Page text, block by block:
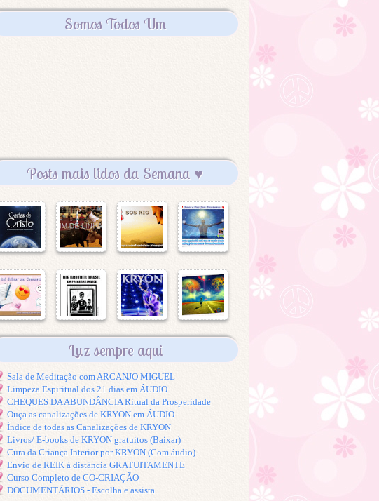
Somos Todos Um
Posts mais lidos da Semana ♥
Luz sempre aqui
Sala de Meditação com ARCANJO MIGUEL
Limpeza Espiritual dos 21 dias em ÁUDIO
CHEQUES DA ABUNDÂNCIA Ritual da Prosperidade
Ouça as canalizações de KRYON em ÁUDIO
Índice de todas as Canalizações de KRYON
Livros/ E-books de KRYON gratuitos (Baixar)
Cura da Criança Interior por KRYON (Com áudio)
Envio de REIK à distância GRATUITAMENTE
Curso Completo de CO-CRIAÇÃO
DOCUMENTÁRIOS - Escolha e assista